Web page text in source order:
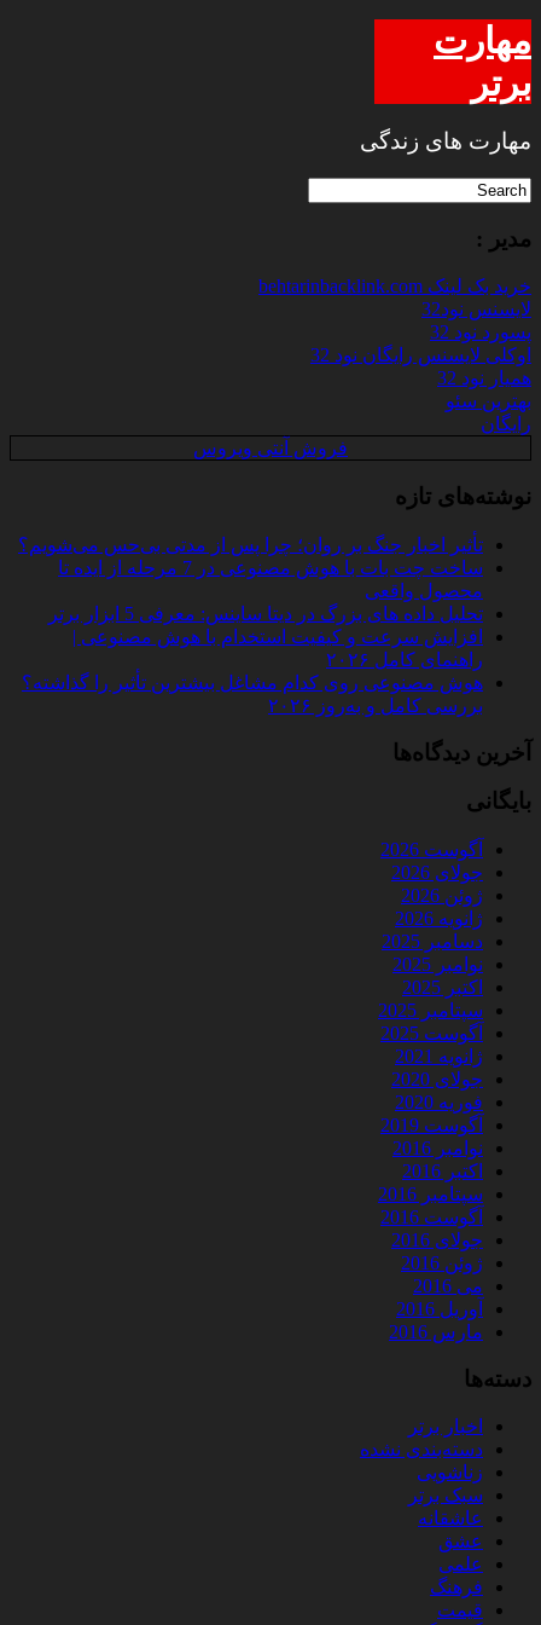
مهارت
برتر
مهارت های زندگی
مدیر :
خرید بک لینک behtarinbacklink.com
لایسنس نود32
پسورد نود 32
اوکلی لایسنس رایگان نود 32
همیار نود 32
بهترین سئو
رایگان
فروش آنتی ویروس
نوشته‌های تازه
تأثیر اخبار جنگ بر روان؛ چرا پس از مدتی بی‌حس می‌شویم؟
ساخت چت‌ بات با هوش مصنوعی در 7 مرحله از ایده تا
محصول واقعی
تحلیل داده‌ های بزرگ در دیتا ساینس: معرفی 5 ابزار برتر
افزایش سرعت و کیفیت استخدام با هوش مصنوعی |
راهنمای کامل ۲۰۲۶
هوش مصنوعی روی کدام مشاغل بیشترین تأثیر را گذاشته؟
بررسی کامل و به‌روز ۲۰۲۶
آخرین دیدگاه‌ها
بایگانی
آگوست 2026
جولای 2026
ژوئن 2026
ژانویه 2026
دسامبر 2025
نوامبر 2025
اکتبر 2025
سپتامبر 2025
آگوست 2025
ژانویه 2021
جولای 2020
فوریه 2020
آگوست 2019
نوامبر 2016
اکتبر 2016
سپتامبر 2016
آگوست 2016
جولای 2016
ژوئن 2016
می 2016
آوریل 2016
مارس 2016
دسته‌ها
اخبار برتر
دسته‌بندی نشده
زناشویی
سبک برتر
عاشقانه
عشق
علمی
فرهنگ
قیمت